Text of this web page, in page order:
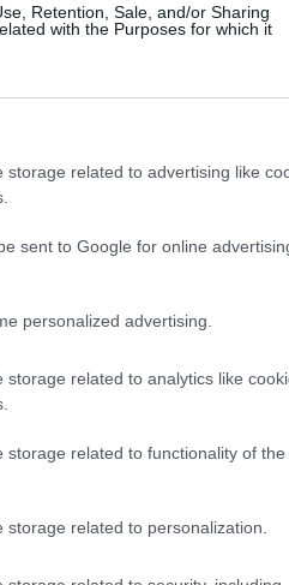
Retention, Sale, and/or Sharing
with the Purposes for which it
related to advertising like
sent to Google for online
personalized advertising.
related to analytics like
storage related to functionality of the
related to personalization.
emlékek
Ez nem véletlen:
egy
értelmezve
egy zuhanás félelmeket